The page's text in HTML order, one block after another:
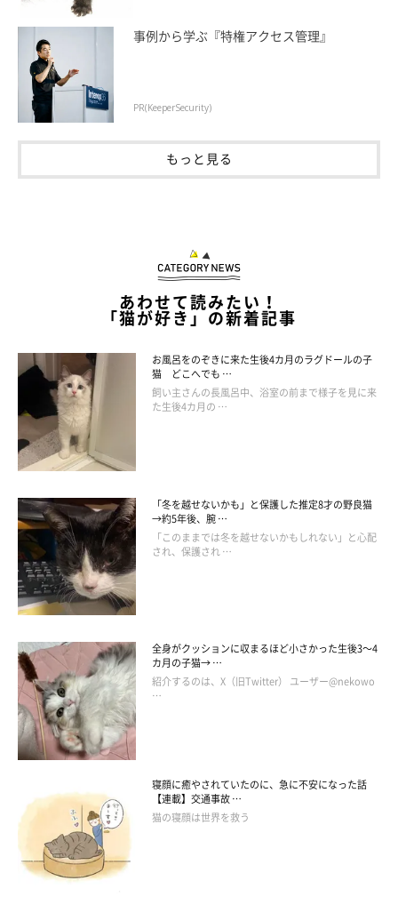
事例から学ぶ『特権アクセス管理』
PR(KeeperSecurity)
もっと見る
あわせて読みたい！
「猫が好き」の新着記事
お風呂をのぞきに来た生後4カ月のラグドールの子
猫 どこへでも …
飼い主さんの長風呂中、浴室の前まで様子を見に来
た生後4カ月の …
「冬を越せないかも」と保護した推定8才の野良猫
→約5年後、腕 …
「このままでは冬を越せないかもしれない」と心配
され、保護され …
全身がクッションに収まるほど小さかった生後3～4
カ月の子猫→ …
紹介するのは、X（旧Twitter） ユーザー@nekowo
…
寝顔に癒やされていたのに、急に不安になった話
【連載】交通事故 …
猫の寝顔は世界を救う